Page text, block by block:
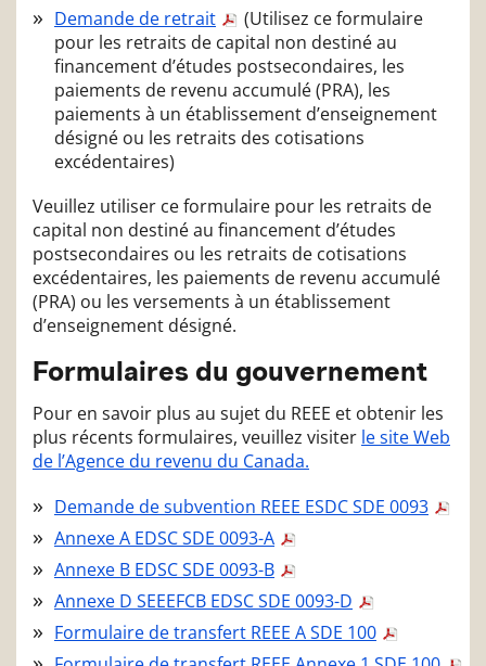
Demande de retrait
(Utilisez ce formulaire
pour les retraits de capital non destiné au
financement d’études postsecondaires, les
paiements de revenu accumulé (PRA), les
paiements à un établissement d’enseignement
désigné ou les retraits des cotisations
excédentaires)
Veuillez utiliser ce formulaire pour les retraits de
capital non destiné au financement d’études
postsecondaires ou les retraits de cotisations
excédentaires, les paiements de revenu accumulé
(PRA) ou les versements à un établissement
d’enseignement désigné.
Formulaires du gouvernement
Pour en savoir plus au sujet du REEE et obtenir les
plus récents formulaires, veuillez visiter le site Web
de l’Agence du revenu du Canada.
Demande de subvention REEE ESDC SDE 0093
Annexe A EDSC SDE 0093-A
Annexe B EDSC SDE 0093-B
Annexe D SEEEFCB EDSC SDE 0093-D
Formulaire de transfert REEE A SDE 100